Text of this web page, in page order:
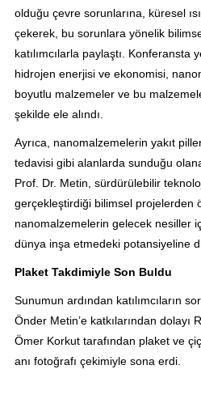
olduğu çevre sorunlarına, küresel
çekerek, bu sorunlara yönelik
katılımcılarla paylaştı. Konferansta
hidrojen enerjisi ve ekonomisi,
boyutlu malzemeler ve bu
şekilde ele alındı.
Ayrıca, nanomalzemelerin yakıt
tedavisi gibi alanlarda sunduğu
Prof. Dr. Metin, sürdürülebilir
gerçekleştirdiği bilimsel projelerden
nanomalzemelerin gelecek nesiller
dünya inşa etmedeki potansiyeline
Plaket Takdimiyle Son Buldu
Sunumun ardından katılımcıların
Önder Metin’e katkılarından dolayı
Ömer Korkut tarafından plaket ve
anı fotoğrafı çekimiyle sona erdi.